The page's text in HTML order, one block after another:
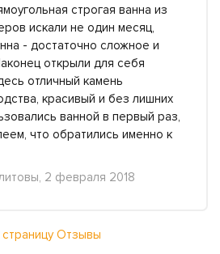
строгая ванна из
искали не один месяц,
- достаточно сложное и
открыли для себя
отличный камень
красивый и без лишних
ванной в первый раз,
что обратились именно к
2 февраля 2018
страницу Отзывы